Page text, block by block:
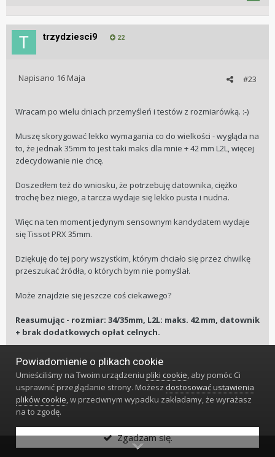
trzydziesci9 22
#23
Napisano 16 Maja
Wracam po wielu dniach przemyśleń i testów z rozmiarówką. :-)
Muszę skorygować lekko wymagania co do wielkości - wygląda na
to, że jednak 35mm to jest taki maks dla mnie + 42 mm L2L, więcej
zdecydowanie nie chcę.
Doszedłem też do wniosku, że potrzebuję datownika, ciężko
trochę bez niego, a tarcza wydaje się lekko pusta i nudna.
Więc na ten moment jedynym sensownym kandydatem wydaje
się Tissot PRX 35mm.
Dziękuję do tej pory wszystkim, którym chciało się przez chwilkę
przeszukać źródła, o których bym nie pomyślał.
Może znajdzie się jeszcze coś ciekawego?
Reasumując - rozmiar: 34/35mm, L2L: maks. 42 mm, datownik
+ brak dodatkowych opłat celnych.
XAVIER7 321
Powiadomienie o plikach cookie
Umieściliśmy na Twoim urządzeniupliki cookie, aby pomóc Ci
usprawnić przeglądanie strony. Możesz dostosować ustawienia
plików cookie, w przeciwnym wypadku zakładamy, że wyrażasz
na to zgodę.
Zgadzam się.